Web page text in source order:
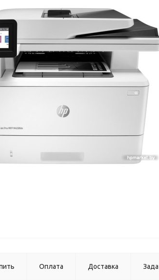
Оплата Доставка